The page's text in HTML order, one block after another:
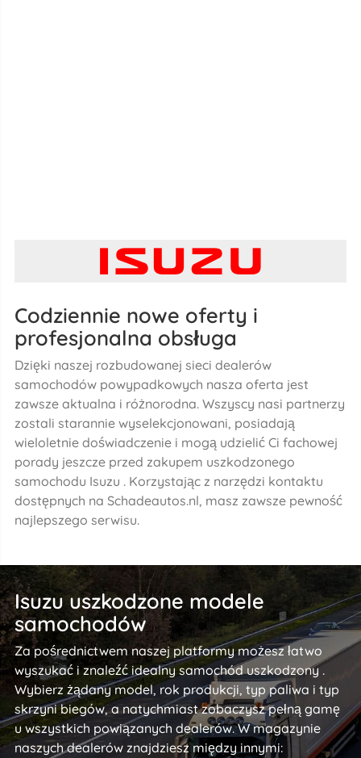
Codziennie nowe oferty i
profesjonalna obsługa
Dzięki naszej rozbudowanej sieci dealerów
samochodów powypadkowych nasza oferta jest
zawsze aktualna i różnorodna. Wszyscy nasi partnerzy
zostali starannie wyselekcjonowani, posiadają
wieloletnie doświadczenie i mogą udzielić Ci fachowej
porady jeszcze przed zakupem uszkodzonego
samochodu Isuzu . Korzystając z narzędzi kontaktu
dostępnych na Schadeautos.nl, masz zawsze pewność
najlepszego serwisu.
Isuzu uszkodzone modele
samochodów
Za pośrednictwem naszej platformy możesz łatwo
wyszukać i znaleźć idealny samochód uszkodzony .
Wybierz żądany model, rok produkcji, typ paliwa i typ
skrzyni biegów, a natychmiast zobaczysz pełną gamę
u wszystkich powiązanych dealerów. W magazynie
naszych dealerów znajdziesz między innymi: